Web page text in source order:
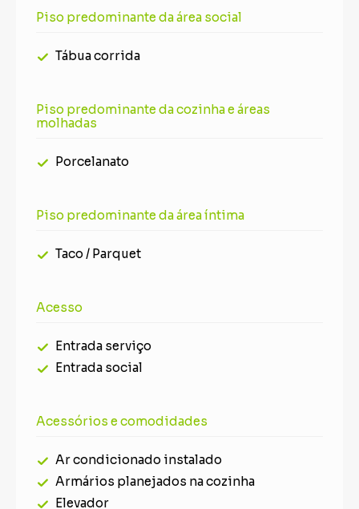
Piso predominante da área social
Tábua corrida
Piso predominante da cozinha e áreas
molhadas
Porcelanato
Piso predominante da área íntima
Taco / Parquet
Acesso
Entrada serviço
Entrada social
Acessórios e comodidades
Ar condicionado instalado
Armários planejados na cozinha
Elevador